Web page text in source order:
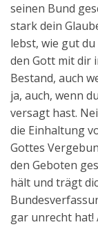
seinen Bund
stark dein
lebst, wie gut
den Gott mit dir
Bestand, auch
ja, auch, wenn
versagt hast.
die Einhaltung
Gottes
den Geboten
hält und trägt
gar unrecht hat!